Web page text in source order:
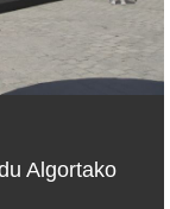
Algortako